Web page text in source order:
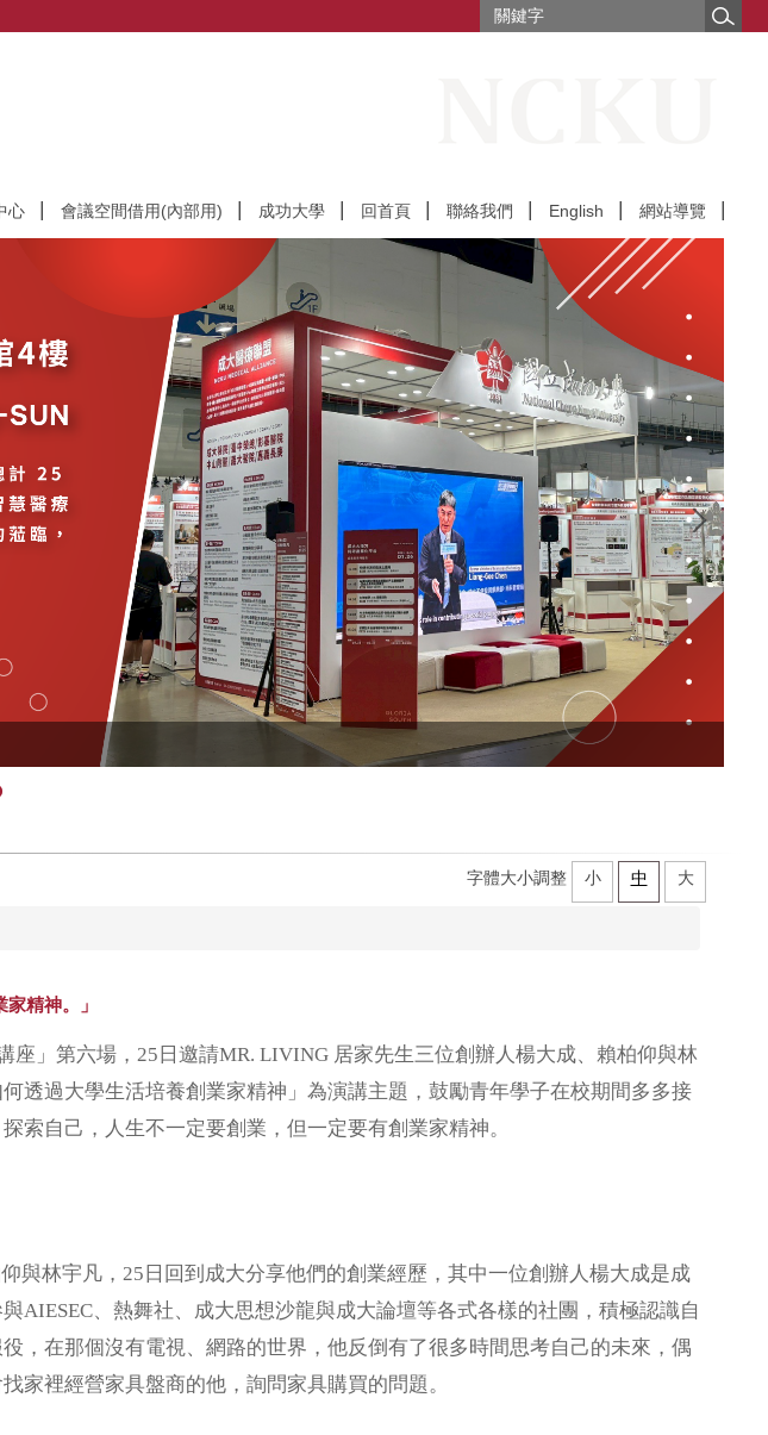
心 會議空間借用(內部用) 成功大學 回首頁 聯絡我們 English 網站導覽
精神。」
字體大小調整 小 中 大
第六場，25日邀請MR. LIVING 居家先生三位創辦人楊大成、賴柏仰與林
透過大學生活培養創業家精神」為演講主題，鼓勵青年學子在校期間多多接
索自己，人生不一定要創業，但一定要有創業家精神。
林宇凡，25日回到成大分享他們的創業經歷，其中一位創辦人楊大成是成
AIESEC、熱舞社、成大思想沙龍與成大論壇等各式各樣的社團，積極認識自
，在那個沒有電視、網路的世界，他反倒有了很多時間思考自己的未來，偶
家裡經營家具盤商的他，詢問家具購買的問題。